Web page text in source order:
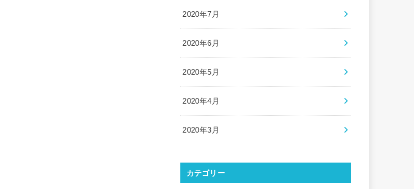
2020年7月
2020年6月
2020年5月
2020年4月
2020年3月
カテゴリー